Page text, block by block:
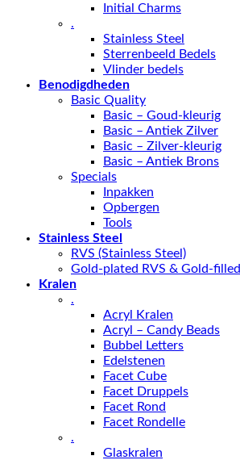
Initial Charms
.
Stainless Steel
Sterrenbeeld Bedels
Vlinder bedels
Benodigdheden
Basic Quality
Basic – Goud-kleurig
Basic – Antiek Zilver
Basic – Zilver-kleurig
Basic – Antiek Brons
Specials
Inpakken
Opbergen
Tools
Stainless Steel
RVS (Stainless Steel)
Gold-plated RVS & Gold-filled
Kralen
.
Acryl Kralen
Acryl – Candy Beads
Bubbel Letters
Edelstenen
Facet Cube
Facet Druppels
Facet Rond
Facet Rondelle
.
Glaskralen